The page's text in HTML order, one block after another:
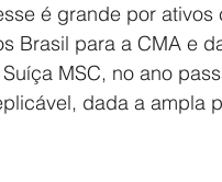
é grande por
Brasil para a CMA e
MSC, no ano
dada a ampla